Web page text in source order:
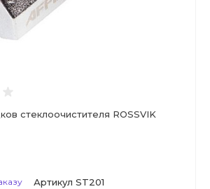
стеклоочистителя ROSSVIK
Артикул ST201